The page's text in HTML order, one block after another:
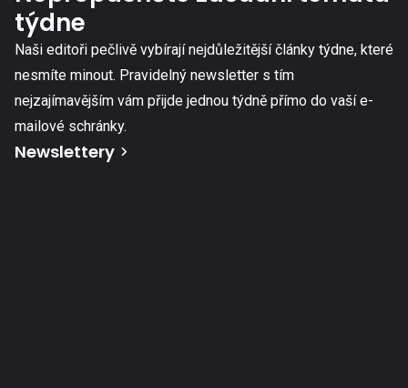
týdne
Naši editoři pečlivě vybírají nejdůležitější články týdne, které
nesmíte minout. Pravidelný newsletter s tím
nejzajímavějším vám přijde jednou týdně přímo do vaší e-
mailové schránky.
Newslettery